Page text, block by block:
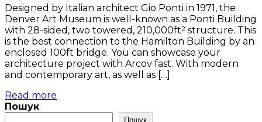
Designed by Italian architect Gio Ponti in 1971, the
Denver Art Museum is well-known as a Ponti Building
with 28-sided, two towered, 210,000ft² structure. This
is the best connection to the Hamilton Building by an
enclosed 100ft bridge. You can showcase your
architecture project with Arcov fast. With modern
and contemporary art, as well as […]
Read more
Пошук
Пошук